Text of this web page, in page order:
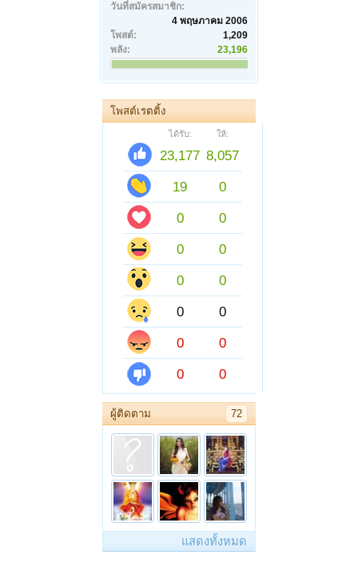
วันที่สมัครสมาชิก:
4 พฤษภาคม 2006
โพสต์:
1,209
พลัง:
23,196
โพสต์เรตติ้ง
ได้รับ: ให้:
23,177 8,057
19
0
0
0
0
0
0
0
0
0
0
0
0
0
ผู้ติดตาม 72
แสดงทั้งหมด